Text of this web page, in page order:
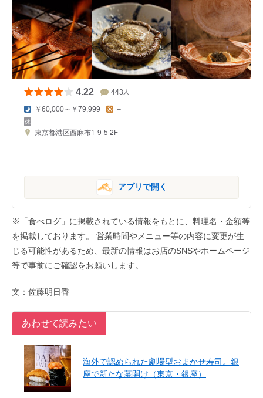
4.22 443 人
￥60,000～￥79,999 –
–
東京都港区西麻布1-9-5 2F
アプリで開く
※「食べログ」に掲載されている情報をもとに、料理名・金額等
を掲載しております。 営業時間やメニュー等の内容に変更が生
じる可能性があるため、最新の情報はお店のSNSやホームページ
等で事前にご確認をお願いします。
文：佐藤明日香
あわせて読みたい
海外で認められた劇場型おまかせ寿司。銀
座で新たな幕開け（東京・銀座）